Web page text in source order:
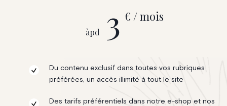
àpd 3 € / mois
Du contenu exclusif dans toutes vos rubriques
préférées, un accès illimité à tout le site
Des tarifs préférentiels dans notre e-shop et nos